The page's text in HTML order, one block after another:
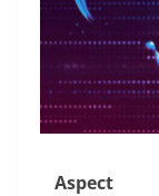
Aspect